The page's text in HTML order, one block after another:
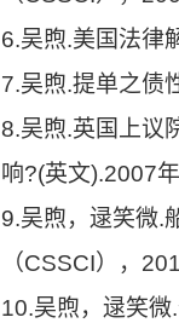
6.吴煦.美国法律
7.吴煦.提单之债
8.吴煦.英国上议
响?(英文).2007
9.吴煦，逯笑微.
（CSSCI），
10.吴煦，逯笑